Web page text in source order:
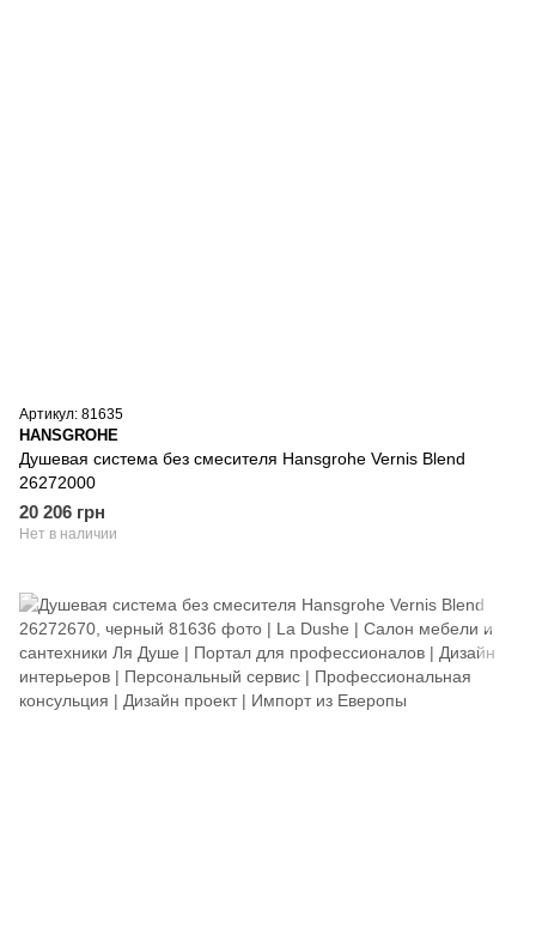
Артикул: 81635
HANSGROHE
Душевая система без смесителя Hansgrohe Vernis Blend
26272000
20 206 грн
Нет в наличии